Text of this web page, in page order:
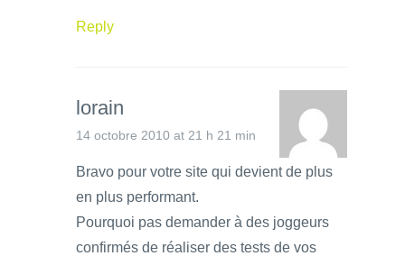
Reply
lorain
14 octobre 2010 at 21 h 21 min
Bravo pour votre site qui devient de plus
en plus performant.
Pourquoi pas demander à des joggeurs
confirmés de réaliser des tests de vos